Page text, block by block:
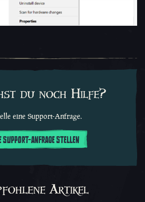
du noch Hilfe?
eine Support-Anfrage.
SUPPORT-ANFRAGE STELLEN
Artikel